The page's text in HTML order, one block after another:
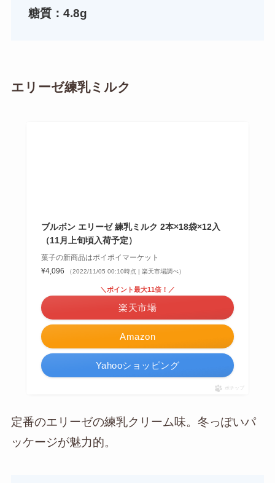
糖質：4.8g
エリーゼ練乳ミルク
ブルボン エリーゼ 練乳ミルク 2本×18袋×12入
（11月上旬頃入荷予定）
菓子の新商品はポイポイマーケット
¥4,096
（2022/11/05 00:10時点 | 楽天市場調べ）
Amazon
＼ポイント最大11倍！／
楽天市場
Yahooショッピング
ポチップ
定番のエリーゼの練乳クリーム味。冬っぽいパ
ッケージが魅力的。